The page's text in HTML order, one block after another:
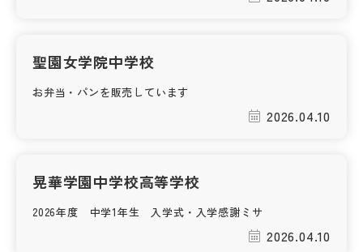
帰国生受験情報
聖園女学院中学校
お弁当・パンを販売しています
2026.04.10
晃華学園中学校高等学校
2026年度 中学1年生 入学式・入学感謝ミサ
2026.04.10